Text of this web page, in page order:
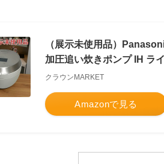
（展示未使用品）
加圧追い炊きポンプ IH ラ
クラウンMARKET
Amazonで見る